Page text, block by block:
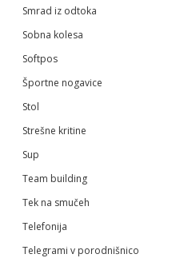
Smrad iz odtoka
Sobna kolesa
Softpos
Športne nogavice
Stol
Strešne kritine
Sup
Team building
Tek na smučeh
Telefonija
Telegrami v porodnišnico